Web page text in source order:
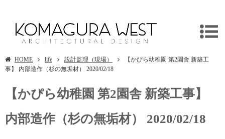
HOME life 設計監理（現場）
【かぴら幼稚園 第2園舎 新築工
事】 内部造作（杉の無垢材） 2020/02/18
【かぴら幼稚園 第2園舎 新築工事】
内部造作（杉の無垢材） 2020/02/18